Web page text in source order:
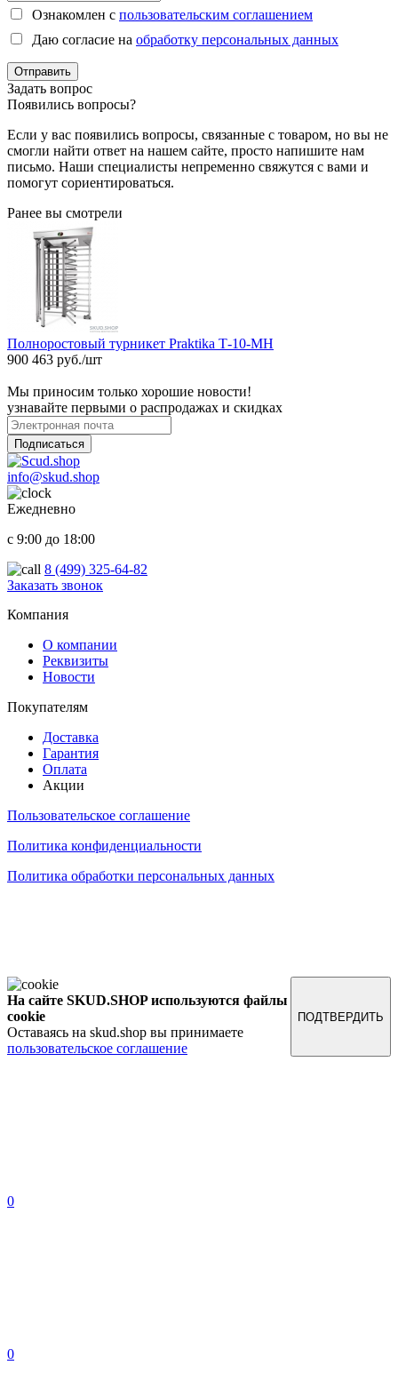
Ознакомлен с пользовательским соглашением
Даю согласие на обработку персональных данных
Отправить
Задать вопрос
Появились вопросы?
Если у вас появились вопросы, связанные с товаром, но вы не
смогли найти ответ на нашем сайте, просто напишите нам
письмо. Наши специалисты непременно свяжутся с вами и
помогут сориентироваться.
Ранее вы смотрели
Полноростовый турникет Praktika Т-10-МН
900 463 руб./шт
Мы приносим только хорошие новости!
узнавайте первыми о распродажах и скидках
Подписаться
info@skud.shop
Ежедневно
с 9:00 до 18:00
8 (499) 325-64-82
Заказать звонок
Компания
О компании
Реквизиты
Новости
Покупателям
Доставка
Гарантия
Оплата
Акции
Пользовательское соглашение
Политика конфиденциальности
Политика обработки персональных данных
На сайте SKUD.SHOP используются файлы
cookie
Оставаясь на skud.shop вы принимаете
пользовательское соглашение
ПОДТВЕРДИТЬ
0
0